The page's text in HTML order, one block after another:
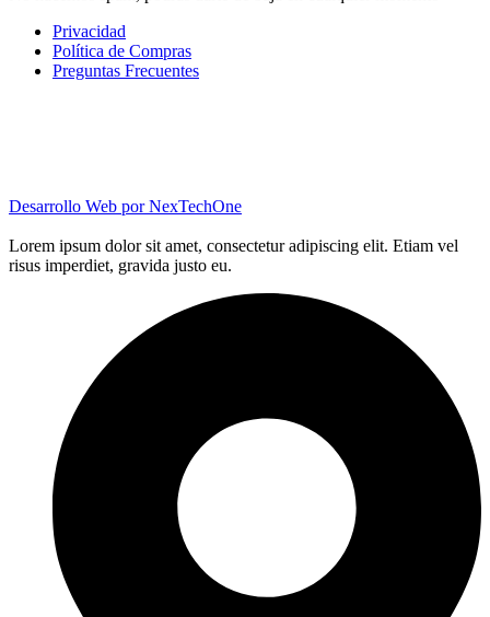
Privacidad
Política de Compras
Preguntas Frecuentes
Desarrollo Web porNexTechOne
Lorem ipsum dolor sit amet, consectetur adipiscing elit. Etiam vel
risus imperdiet, gravida justo eu.